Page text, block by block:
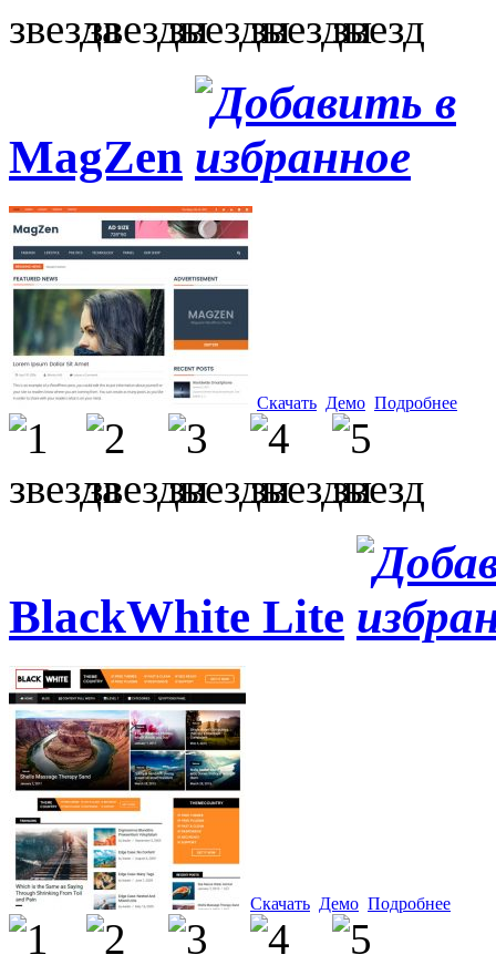
MagZen
Скачать Демо Подробнее
BlackWhite Lite
Скачать Демо Подробнее